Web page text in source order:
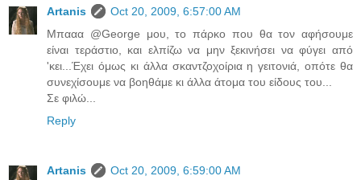
Artanis
Oct 20, 2009, 6:57:00 AM
Μπααα @George μου, το πάρκο που θα τον αφήσουμε
είναι τεράστιο, και ελπίζω να μην ξεκινήσει να φύγει από
'κει...Έχει όμως κι άλλα σκαντζοχοίρια η γειτονιά, οπότε θα
συνεχίσουμε να βοηθάμε κι άλλα άτομα του είδους του...
Σε φιλώ...
Reply
Artanis
Oct 20, 2009, 6:59:00 AM